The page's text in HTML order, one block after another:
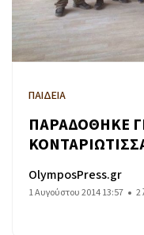
ΠΑΙΔΕΙΑ
ΠΑΡΑΔΟΘΗΚΕ
OlymposPress.gr
1 Αυγούστου 2014 13:57 2